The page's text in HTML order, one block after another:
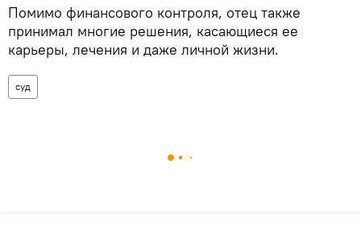
Помимо финансового контроля, отец также
принимал многие решения, касающиеся ее
карьеры, лечения и даже личной жизни.
суд